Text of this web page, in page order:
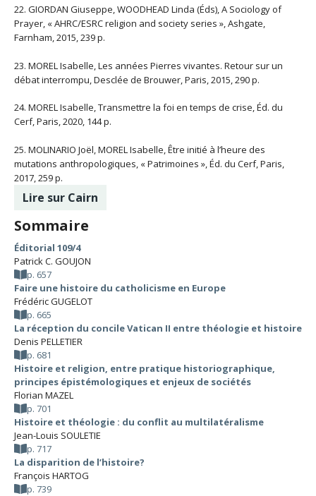
22. GIORDAN Giuseppe, WOODHEAD Linda (Éds), A Sociology of
Prayer, « AHRC/ESRC religion and society series », Ashgate,
Farnham, 2015, 239 p.
23. MOREL Isabelle, Les années Pierres vivantes. Retour sur un
débat interrompu, Desclée de Brouwer, Paris, 2015, 290 p.
24. MOREL Isabelle, Transmettre la foi en temps de crise, Éd. du
Cerf, Paris, 2020, 144 p.
25. MOLINARIO Joël, MOREL Isabelle, Être initié à l’heure des
mutations anthropologiques, « Patrimoines », Éd. du Cerf, Paris,
2017, 259 p.
Lire sur Cairn
Sommaire
Éditorial 109/4
Patrick C. GOUJON
p. 657
Faire une histoire du catholicisme en Europe
Frédéric GUGELOT
p. 665
La réception du concile Vatican II entre théologie et histoire
Denis PELLETIER
p. 681
Histoire et religion, entre pratique historiographique,
principes épistémologiques et enjeux de sociétés
Florian MAZEL
p. 701
Histoire et théologie : du conflit au multilatéralisme
Jean-Louis SOULETIE
p. 717
La disparition de l’histoire?
François HARTOG
p. 739